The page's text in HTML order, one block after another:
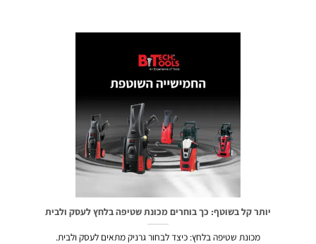
יותר קל בשוטף: כך בוחרים מכונת שטיפה בלחץ לעסק ולבית
מכונת שטיפה בלחץ: כיצד לבחור גרניק מתאים לעסק ולבית.